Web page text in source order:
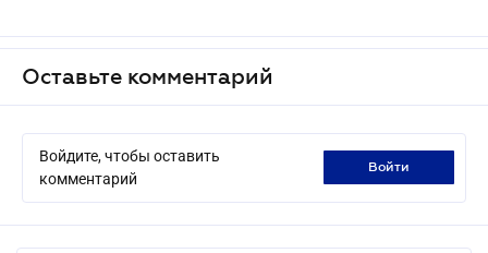
Оставьте комментарий
Войдите, чтобы оставить
комментарий
войти